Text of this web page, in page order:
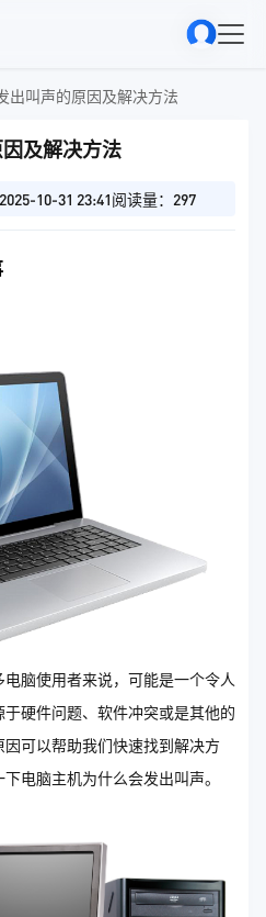
出叫声的原因及解决方法
及解决方法
10-31 23:41阅读量：297
脑使用者来说，可能是一个令人
硬件问题、软件冲突或是其他的
可以帮助我们快速找到解决方
电脑主机为什么会发出叫声。